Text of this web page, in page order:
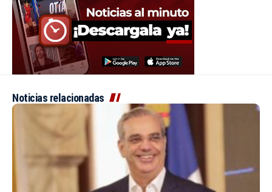
Noticias relacionadas